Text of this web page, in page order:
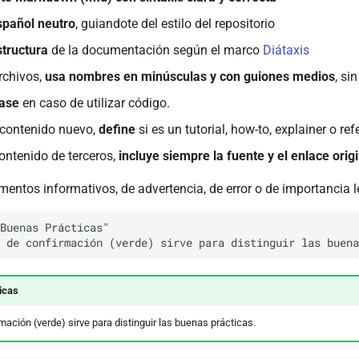
neutro, guiandote del estilo del repositorio
de la documentación según el marco Diátaxis
usa nombres en minúsculas y con guiones medios,
en caso de utilizar código.
nuevo, define si es un tutorial, how-to, explainer o
de terceros, incluye siempre la fuente y el enlace
informativos, de advertencia, de error o de
Prácticas"
(verde) sirve para distinguir las buenas prácticas.